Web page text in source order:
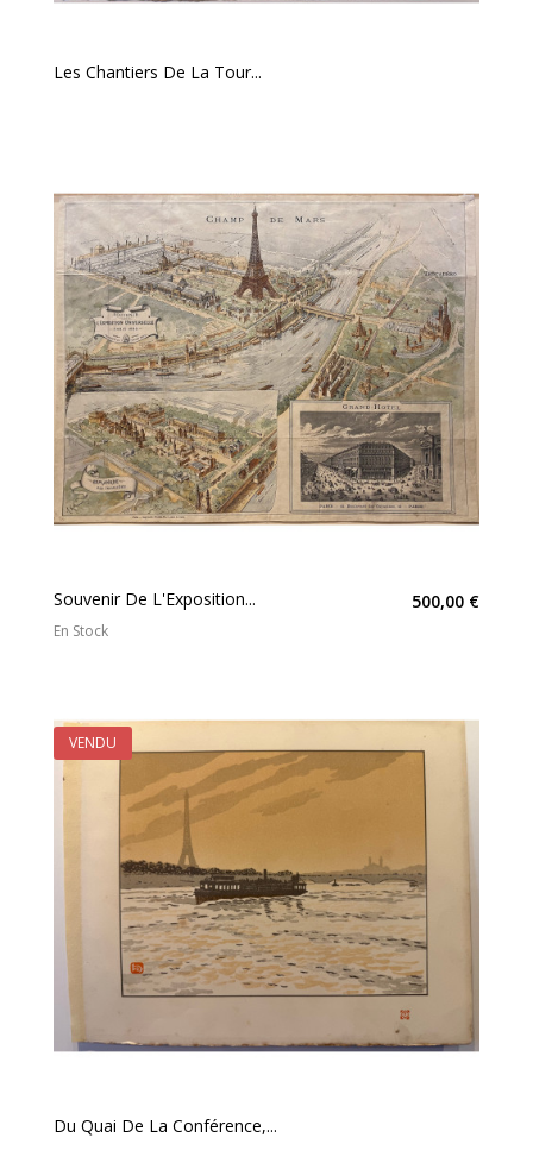
Les Chantiers De La Tour...
Souvenir De L'Exposition... 500,00 €
En Stock
Du Quai De La Conférence,...
VENDU